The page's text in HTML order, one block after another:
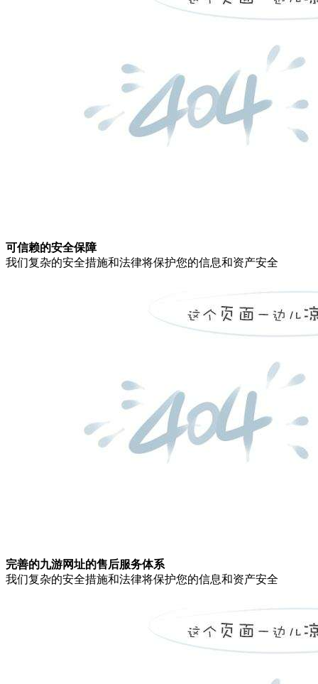
可信赖的安全保障
我们复杂的安全措施和法律将保护您的信息和资产安全
完善的九游网址的售后服务体系
我们复杂的安全措施和法律将保护您的信息和资产安全